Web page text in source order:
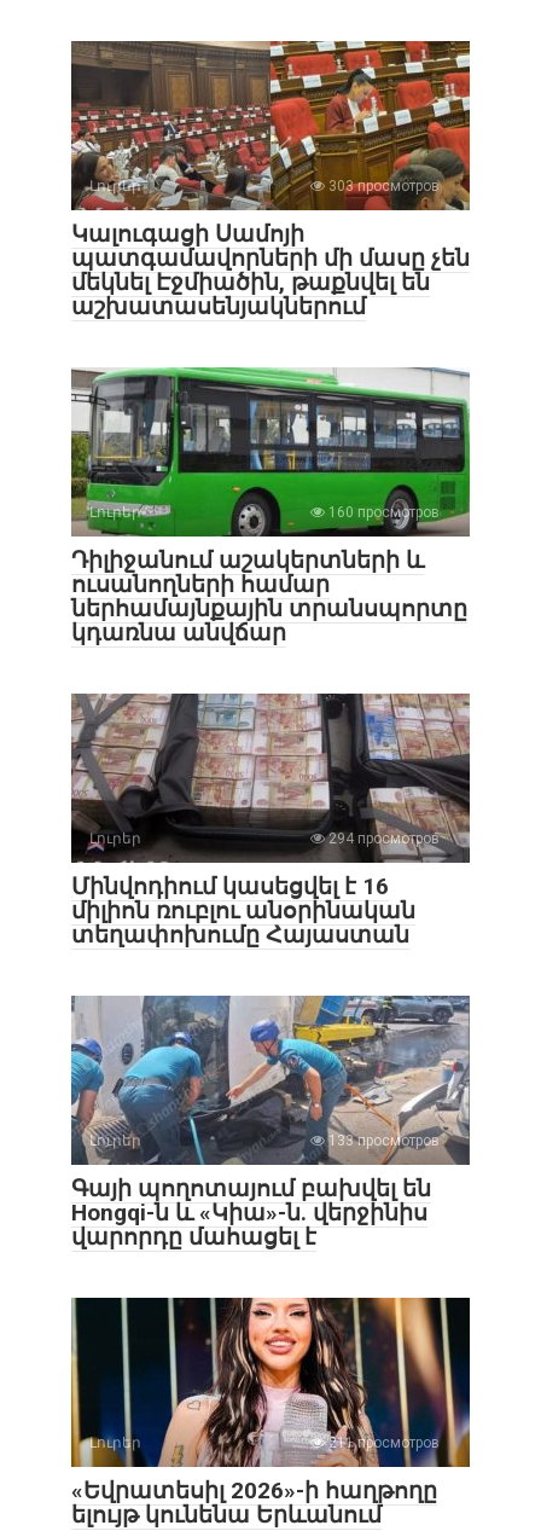
Լուրեր 303 просмотров
Կալուգացի Սամոյի
պատգամավորների մի մասը չեն
մեկնել Էջմիածին, թաքնվել են
աշխատասենյակներում
Լուրեր 160 просмотров
Դիլիջանում աշակերտների և
ուսանողների համար
ներհամայնքային տրանսպորտը
կդառնա անվճար
Լուրեր 294 просмотров
Մինվոդիում կասեցվել է 16
միլիոն ռուբլու անօրինական
տեղափոխումը Հայաստան
Լուրեր 133 просмотров
Գայի պողոտայում բախվել են
Hongqi-ն և «Կիա»-ն. վերջինիս
վարորդը մահացել է
Լուրեր 211 просмотров
«Եվրատեսիլ 2026»-ի հաղթողը
ելույթ կունենա Երևանում